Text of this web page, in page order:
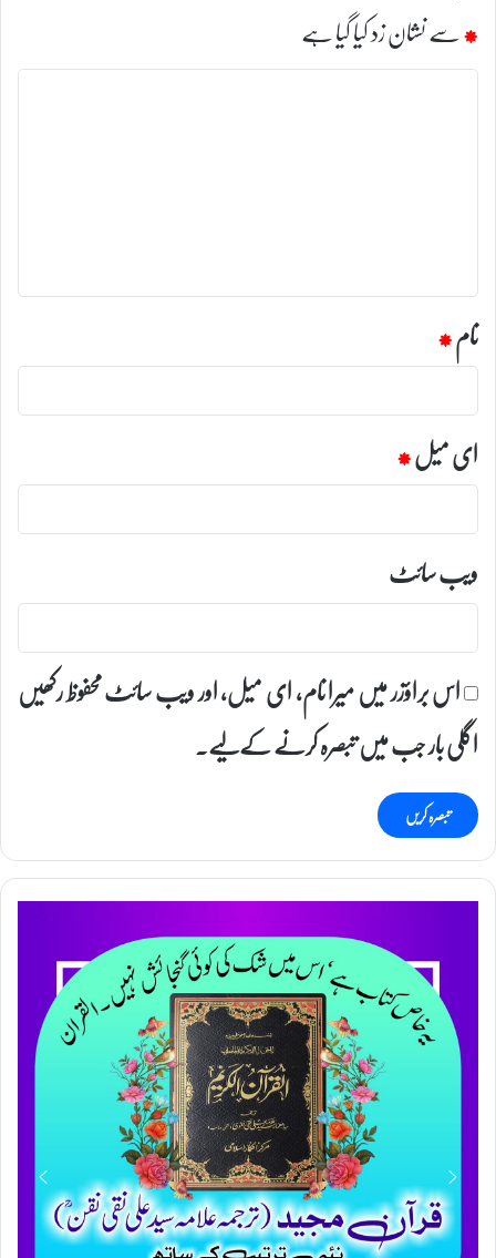
*سے نشان زد کیا گیا ہے
ت
نام*
ای میل*
ویب‌ سائٹ
اس براؤزر میں میرا نام، ای میل، اور ویب سائٹ محفوظ رکھیں
اگلی بار جب میں تبصرہ کرنے کےلیے۔